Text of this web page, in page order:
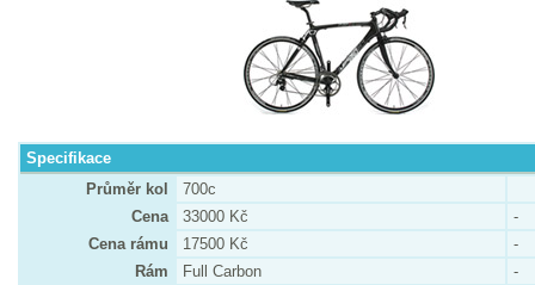
Specifikace
Průměr kol
700c
Cena
33000 Kč
-
Cena rámu
17500 Kč
-
Rám
Full Carbon
-